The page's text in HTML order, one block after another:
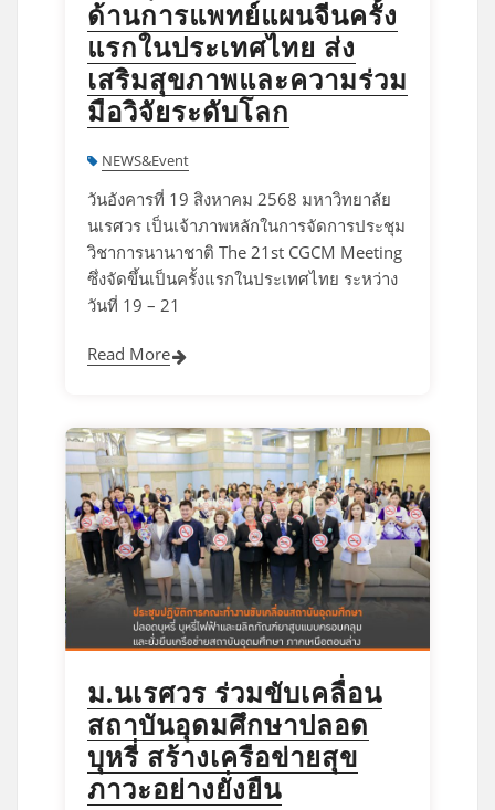
ด้านการแพทย์แผนจีนครั้ง
แรกในประเทศไทย ส่ง
เสริมสุขภาพและความร่วม
มือวิจัยระดับโลก
NEWS&Event
วันอังคารที่ 19 สิงหาคม 2568 มหาวิทยาลัย
นเรศวร เป็นเจ้าภาพหลักในการจัดการประชุม
วิชาการนานาชาติ The 21st CGCM Meeting
ซึ่งจัดขึ้นเป็นครั้งแรกในประเทศไทย ระหว่าง
วันที่ 19 – 21
Read More
ม.นเรศวร ร่วมขับเคลื่อน
สถาบันอุดมศึกษาปลอด
บุหรี่ สร้างเครือข่ายสุข
ภาวะอย่างยั่งยืน